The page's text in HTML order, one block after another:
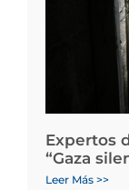
Expertos
“Gaza
Leer Más >>